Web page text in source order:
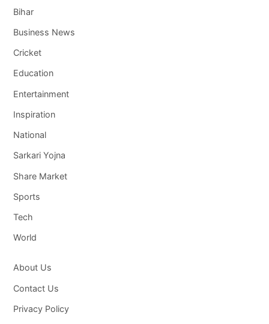
Bihar
Business News
Cricket
Education
Entertainment
Inspiration
National
Sarkari Yojna
Share Market
Sports
Tech
World
About Us
Contact Us
Privacy Policy